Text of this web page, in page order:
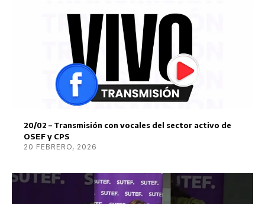
20/02 – Transmisión con vocales del sector activo de
OSEF y CPS
20 FEBRERO, 2026